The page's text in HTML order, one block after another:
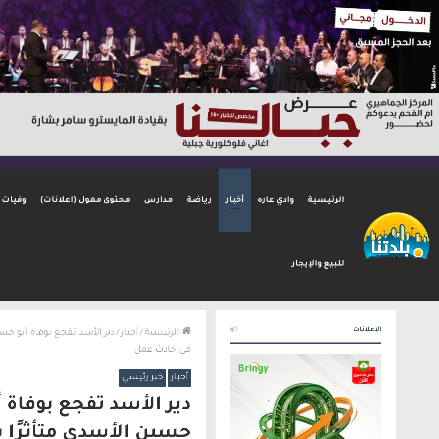
الرئيسية وادي عاره أخبار رياضة مدارس محتوى ممول (اعلانات) وفيات
للبيع والإيجار
الرئيسية / أخبار / دير الأسد تفجع بوفاة أبو
في حادث عمل
أخبار خبر رئيسي
دير الأسد تفجع
حسين الأسدي متأثرًا
الإعلانات